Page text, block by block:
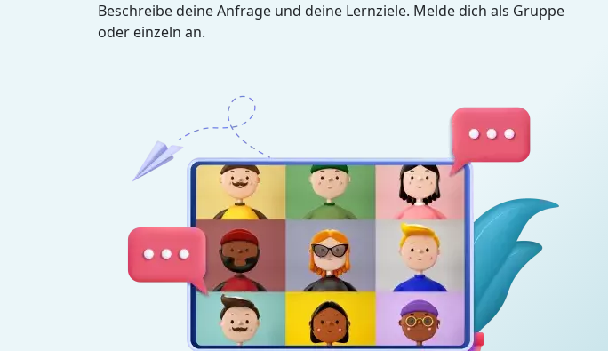
Beschreibe deine Anfrage und deine Lernziele. Melde dich als Gruppe
oder einzeln an.